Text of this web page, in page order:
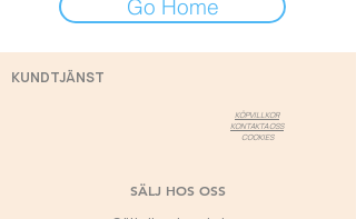
Go Home
KUNDTJÄNST
KÖPVILLKOR
KONTAKTA OSS
COOKIES
SÄLJ HOS OSS